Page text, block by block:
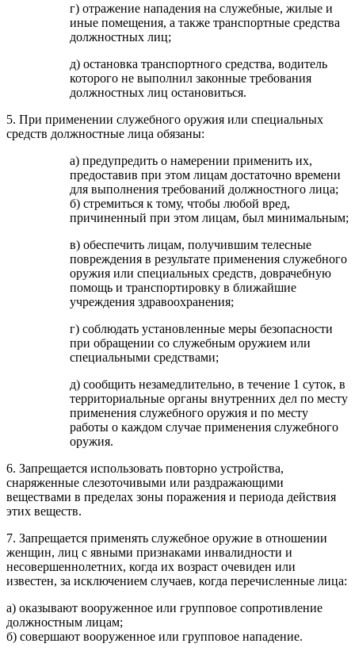
г) отражение нападения на служебные, жилые и
иные помещения, а также транспортные средства
должностных лиц;
д) остановка транспортного средства, водитель
которого не выполнил законные требования
должностных лиц остановиться.
5. При применении служебного оружия или специальных
средств должностные лица обязаны:
а) предупредить о намерении применить их,
предоставив при этом лицам достаточно времени
для выполнения требований должностного лица;
б) стремиться к тому, чтобы любой вред,
причиненный при этом лицам, был минимальным;
в) обеспечить лицам, получившим телесные
повреждения в результате применения служебного
оружия или специальных средств, доврачебную
помощь и транспортировку в ближайшие
учреждения здравоохранения;
г) соблюдать установленные меры безопасности
при обращении со служебным оружием или
специальными средствами;
д) сообщить незамедлительно, в течение 1 суток, в
территориальные органы внутренних дел по месту
применения служебного оружия и по месту
работы о каждом случае применения служебного
оружия.
6. Запрещается использовать повторно устройства,
снаряженные слезоточивыми или раздражающими
веществами в пределах зоны поражения и периода действия
этих веществ.
7. Запрещается применять служебное оружие в отношении
женщин, лиц с явными признаками инвалидности и
несовершеннолетних, когда их возраст очевиден или
известен, за исключением случаев, когда перечисленные лица:
а) оказывают вооруженное или групповое сопротивление
должностным лицам;
б) совершают вооруженное или групповое нападение.